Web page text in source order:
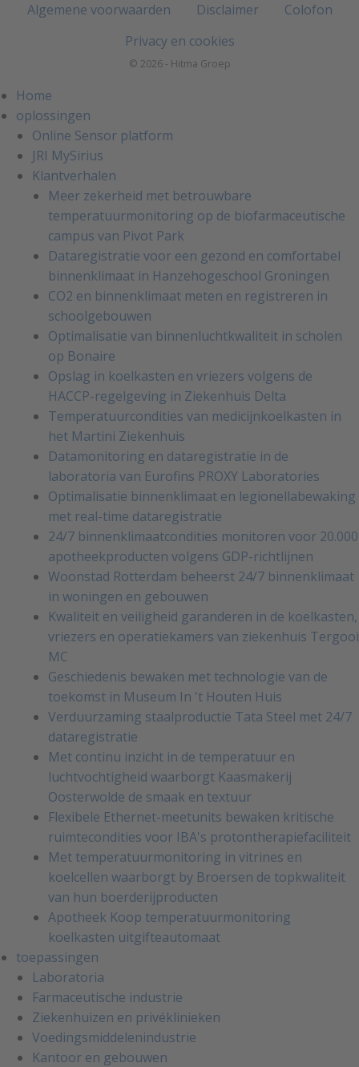
Algemene voorwaarden Disclaimer
Colofon
Privacy en cookies
© 2026 - Hitma Groep
Home
oplossingen
Online Sensor platform
JRI MySirius
Klantverhalen
Meer zekerheid met betrouwbare
temperatuurmonitoring op de biofarmaceutische
campus van Pivot Park
Dataregistratie voor een gezond en comfortabel
binnenklimaat in Hanzehogeschool Groningen
CO2 en binnenklimaat meten en registreren in
schoolgebouwen
Optimalisatie van binnenluchtkwaliteit in scholen
op Bonaire
Opslag in koelkasten en vriezers volgens de
HACCP-regelgeving in Ziekenhuis Delta
Temperatuurcondities van medicijnkoelkasten in
het Martini Ziekenhuis
Datamonitoring en dataregistratie in de
laboratoria van Eurofins PROXY Laboratories
Optimalisatie binnenklimaat en legionellabewaking
met real-time dataregistratie
24/7 binnenklimaatcondities monitoren voor 20.000
apotheekproducten volgens GDP-richtlijnen
Woonstad Rotterdam beheerst 24/7 binnenklimaat
in woningen en gebouwen
Kwaliteit en veiligheid garanderen in de koelkasten,
vriezers en operatiekamers van ziekenhuis Tergooi
MC
Geschiedenis bewaken met technologie van de
toekomst in Museum In 't Houten Huis
Verduurzaming staalproductie Tata Steel met 24/7
dataregistratie
Met continu inzicht in de temperatuur en
luchtvochtigheid waarborgt Kaasmakerij
Oosterwolde de smaak en textuur
Flexibele Ethernet-meetunits bewaken kritische
ruimtecondities voor IBA's protontherapiefaciliteit
Met temperatuurmonitoring in vitrines en
koelcellen waarborgt by Broersen de topkwaliteit
van hun boerderijproducten
Apotheek Koop temperatuurmonitoring
koelkasten uitgifteautomaat
toepassingen
Laboratoria
Farmaceutische industrie
Ziekenhuizen en privéklinieken
Voedingsmiddelenindustrie
Kantoor en gebouwen